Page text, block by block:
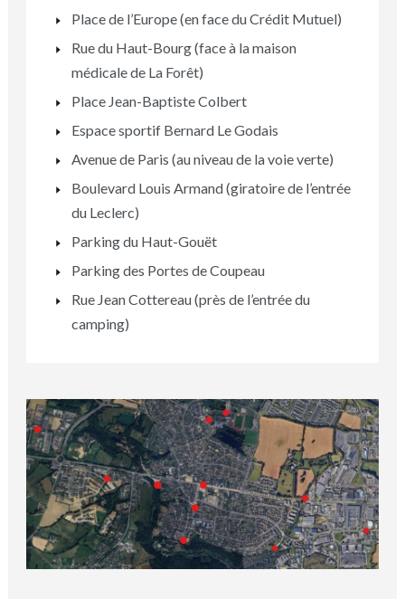
Place de l’Europe (en face du Crédit Mutuel)
Rue du Haut-Bourg (face à la maison
médicale de La Forêt)
Place Jean-Baptiste Colbert
Espace sportif Bernard Le Godais
Avenue de Paris (au niveau de la voie verte)
Boulevard Louis Armand (giratoire de l’entrée
du Leclerc)
Parking du Haut-Gouët
Parking des Portes de Coupeau
Rue Jean Cottereau (près de l’entrée du
camping)